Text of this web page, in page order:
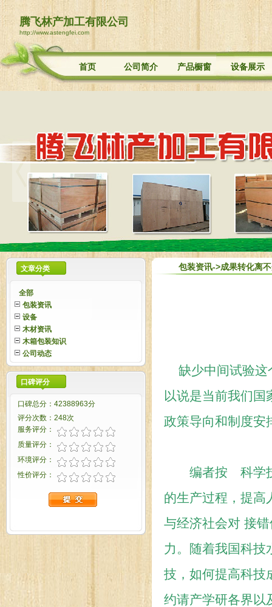
腾飞林产加工有限公司
http://www.astengfei.com
首页 公司简介 产品橱窗 设备展示
文章分类
全部
包装资讯
设备
木材资讯
木箱包装知识
公司动态
口碑评分
口碑总分：42388963分
评分次数：248次
服务评分：
质量评分：
环境评分：
性价评分：
包装资讯->成果转化离
缺少中间试验
以说是当前我们
政策导向和制度安
编者按 科学技
的生产过程，提高
与经济社会对 接
力。随着我国科技
技，如何提高科技
约请产学研各界以